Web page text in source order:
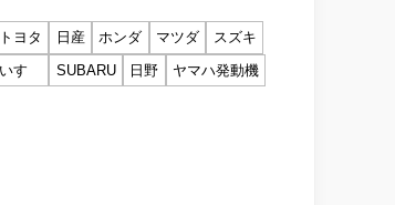
トヨタ 日産 ホンダ マツダ
スズキ
いすゞ SUBARU 日野 ヤマハ発動機